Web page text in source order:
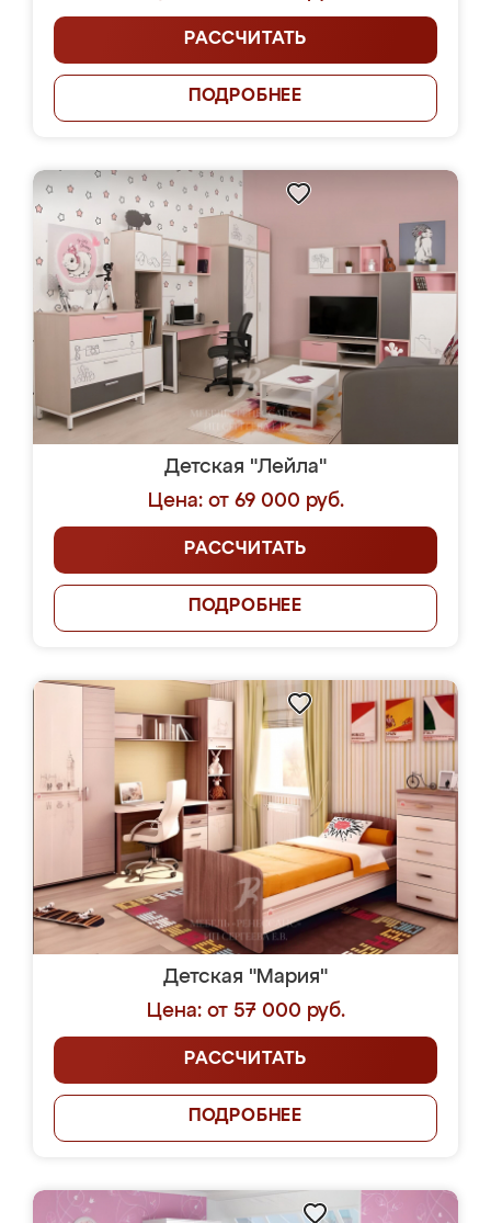
РАССЧИТАТЬ
ПОДРОБНЕЕ
Детская "Лейла"
Цена: от 69 000 руб.
РАССЧИТАТЬ
ПОДРОБНЕЕ
Детская "Мария"
Цена: от 57 000 руб.
РАССЧИТАТЬ
ПОДРОБНЕЕ